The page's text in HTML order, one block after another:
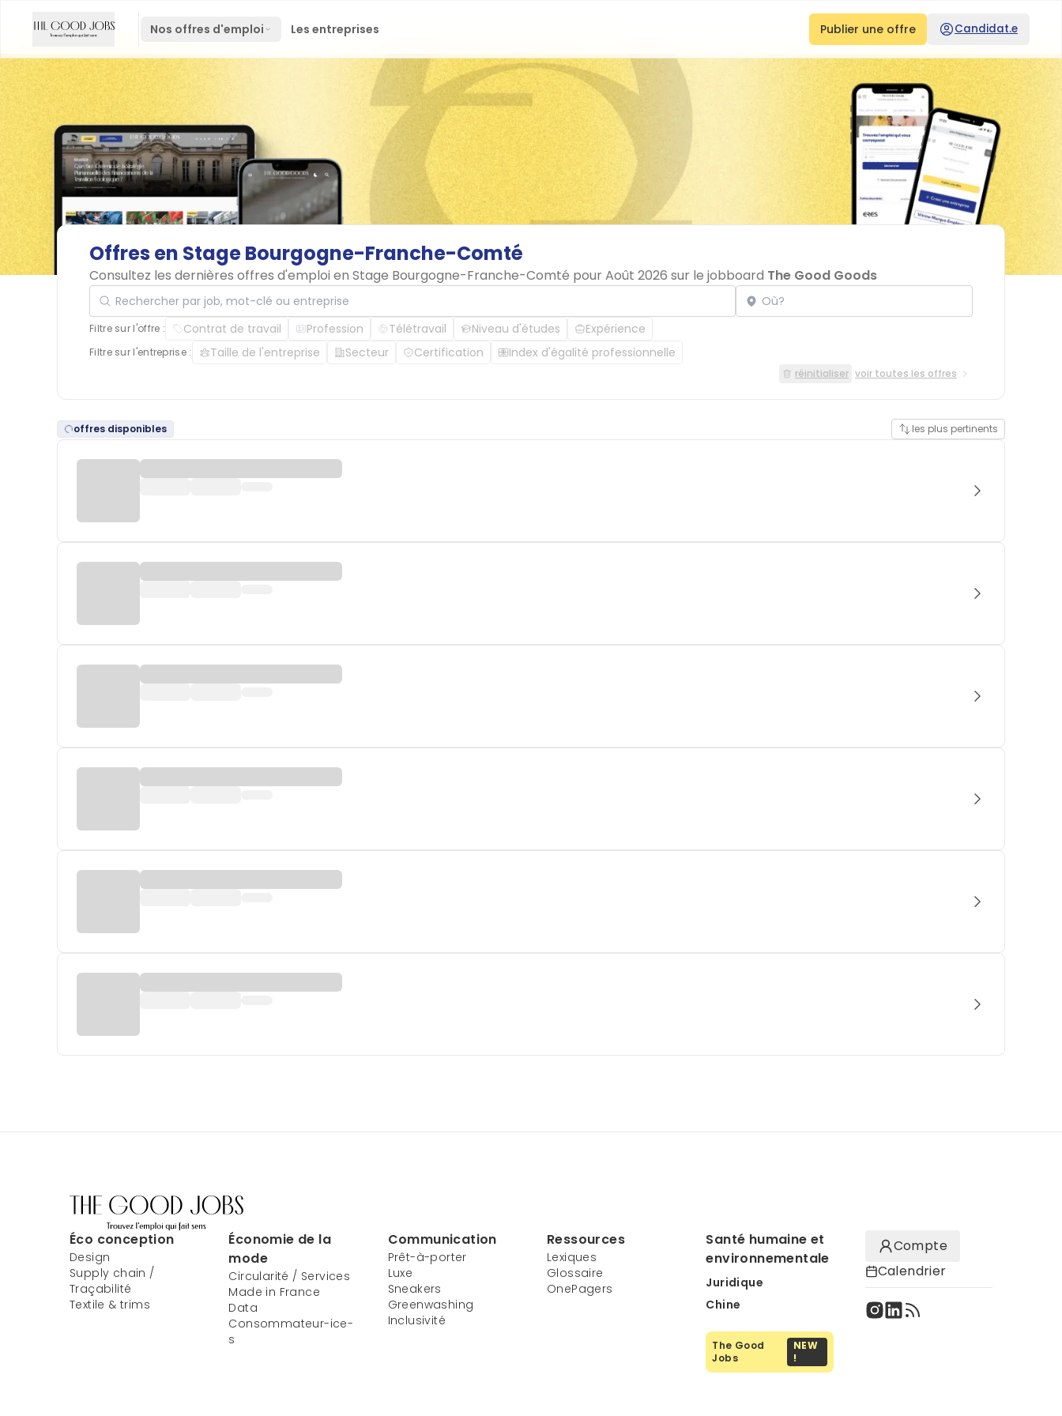
Nos offres d'emploi Les entreprises Publier une offre Candidat.e
Offres en StageBourgogne-Franche-Comté
Consultez les dernières offres d'emploi en Stage Bourgogne-Franche-Comté pour Août 2026 sur le jobboard The Good Goods
Rechercher par job, mot-clé ou entreprise Localisation
Filtre sur l'offre : Contrat de travail Profession Télétravail Niveau d'études Expérience
Filtre sur l'entreprise : Taille de l'entreprise Secteur Certification Index d'égalité professionnelle
réinitialiser voir toutes les offres
offres disponibles les plus pertinents
Éco conception
Design
Supply chain /
Traçabilité
Textile & trims
Économie de la
mode
Circularité / Services
Made in France
Data
Consommateur-ice-
s
Communication
Prêt-à-porter
Luxe
Sneakers
Greenwashing
Inclusivité
Ressources
Lexiques
Glossaire
OnePagers
Santé humaine et
environnementale
Juridique
Chine
The Good
Jobs
NEW
!
Compte
Calendrier